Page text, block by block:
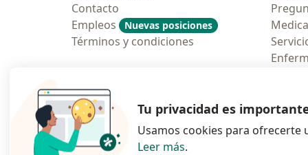
Contacto
Empleos
Nuevas posiciones
Términos y condiciones
Tu privacidad es
Usamos cookies para ofrecerte
Leer más.